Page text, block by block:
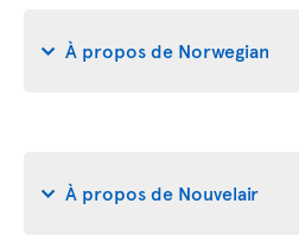
À propos de Norwegian
À propos de Nouvelair